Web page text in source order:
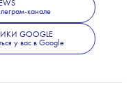
соревнования в
канале
GOOGLE
у вас в Google